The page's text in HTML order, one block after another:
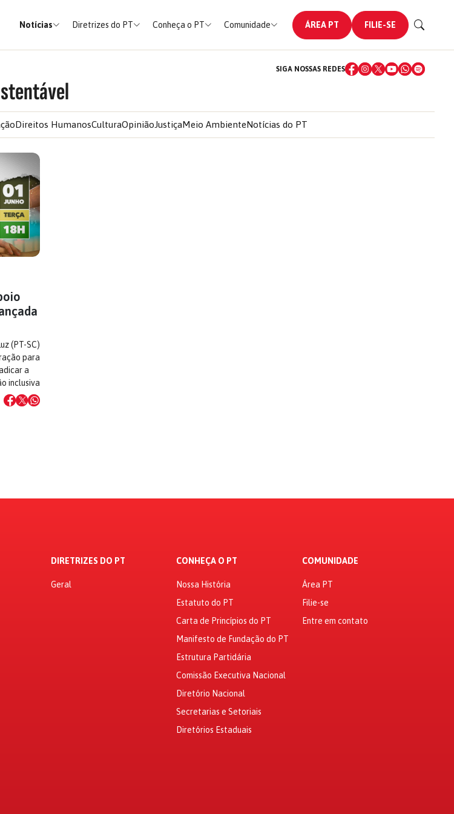
Notícias Diretrizes do PT Conheça o PT Comunidade ÁREA PT FILIE-SE
SIGA NOSSAS REDES
Direitos HumanosCulturaOpiniãoJustiçaMeio AmbienteNotícias do PT
(PT-SC)
para
a
inclusiva
DIRETRIZES DO PT
Geral
CONHEÇA O PT
Nossa História
Estatuto do PT
Carta de Princípios do PT
Manifesto de Fundação do PT
Estrutura Partidária
Comissão Executiva Nacional
Diretório Nacional
Secretarias e Setoriais
Diretórios Estaduais
COMUNIDADE
Área PT
Filie-se
Entre em contato